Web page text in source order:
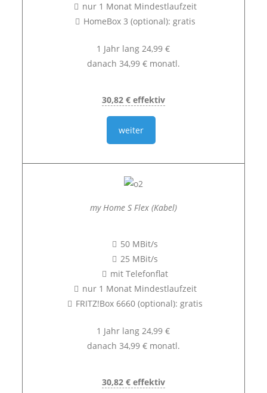
nur 1 Monat Mindestlaufzeit
HomeBox 3 (optional): gratis
1 Jahr lang 24,99 €
danach 34,99 € monatl.
30,82 € effektiv
weiter
my Home S Flex (Kabel)
50 MBit/s
25 MBit/s
mit Telefonflat
nur 1 Monat Mindestlaufzeit
FRITZ!Box 6660 (optional): gratis
1 Jahr lang 24,99 €
danach 34,99 € monatl.
30,82 € effektiv